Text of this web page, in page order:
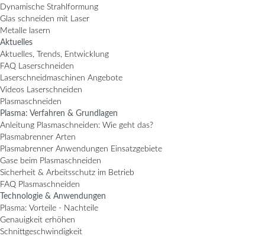
Dynamische Strahlformung
Glas schneiden mit Laser
Metalle lasern
Aktuelles
Aktuelles, Trends, Entwicklung
FAQ Laserschneiden
Laserschneidmaschinen Angebote
Videos Laserschneiden
Plasmaschneiden
Plasma: Verfahren & Grundlagen
Anleitung Plasmaschneiden: Wie geht das?
Plasmabrenner Arten
Plasmabrenner Anwendungen Einsatzgebiete
Gase beim Plasmaschneiden
Sicherheit & Arbeitsschutz im Betrieb
FAQ Plasmaschneiden
Technologie & Anwendungen
Plasma: Vorteile - Nachteile
Genauigkeit erhöhen
Schnittgeschwindigkeit